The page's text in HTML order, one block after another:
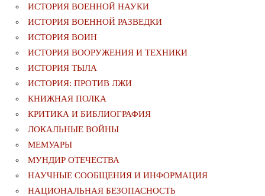
ИСТОРИЯ ВОЕННОЙ НАУКИ
ИСТОРИЯ ВОЕННОЙ РАЗВЕДКИ
ИСТОРИЯ ВОИН
ИСТОРИЯ ВООРУЖЕНИЯ И ТЕХНИКИ
ИСТОРИЯ ТЫЛА
ИСТОРИЯ: ПРОТИВ ЛЖИ
КНИЖНАЯ ПОЛКА
КРИТИКА И БИБЛИОГРАФИЯ
ЛОКАЛЬНЫЕ ВОЙНЫ
МЕМУАРЫ
МУНДИР ОТЕЧЕСТВА
НАУЧНЫЕ СООБЩЕНИЯ И ИНФОРМАЦИЯ
НАЦИОНАЛЬНАЯ БЕЗОПАСНОСТЬ